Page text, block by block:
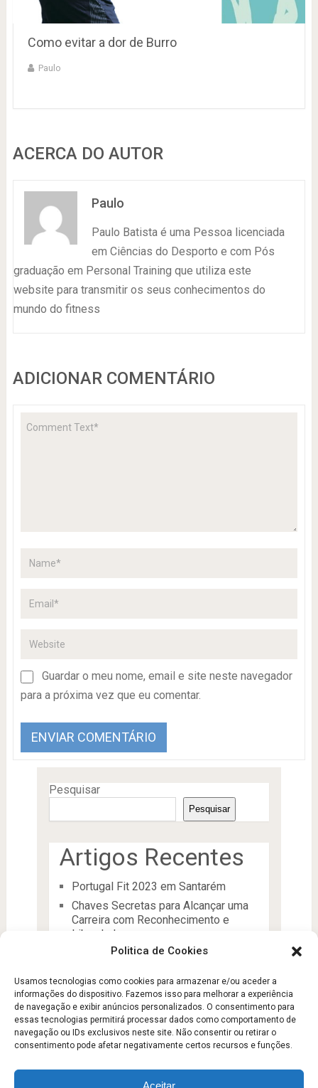
Politica de Cookies
Usamos tecnologias como cookies para armazenar e/ou aceder a
informações do dispositivo. Fazemos isso para melhorar a experiência
de navegação e exibir anúncios personalizados. O consentimento para
essas tecnologias permitirá processar dados como comportamento de
navegação ou IDs exclusivos neste site. Não consentir ou retirar o
consentimento pode afetar negativamente certos recursos e funções.
Aceitar
Como evitar a dor de Burro
Paulo
ACERCA DO AUTOR
Paulo
Paulo Batista é uma Pessoa licenciada
em Ciências do Desporto e com Pós
graduação em Personal Training que utiliza este
website para transmitir os seus conhecimentos do
mundo do fitness
ADICIONAR COMENTÁRIO
Guardar o meu nome, email e site neste navegador
para a próxima vez que eu comentar.
Pesquisar
Pesquisar
Artigos Recentes
Portugal Fit 2023 em Santarém
Chaves Secretas para Alcançar uma
Carreira com Reconhecimento e
Liberdade
manutenção da condição física
Aptidão Física e Saúde